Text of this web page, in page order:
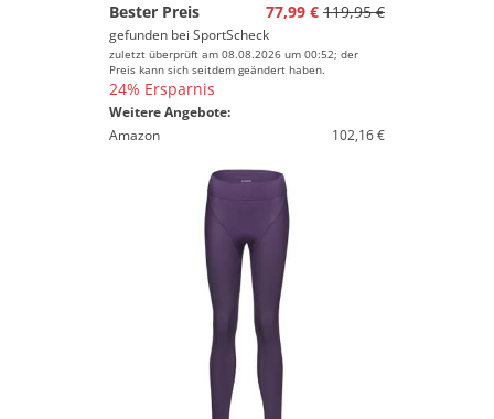
Bester Preis
77,99 € 119,95 €
gefunden bei SportScheck
zuletzt überprüft am 08.08.2026 um 00:52; der
Preis kann sich seitdem geändert haben.
24% Ersparnis
Weitere Angebote:
Amazon
102,16 €